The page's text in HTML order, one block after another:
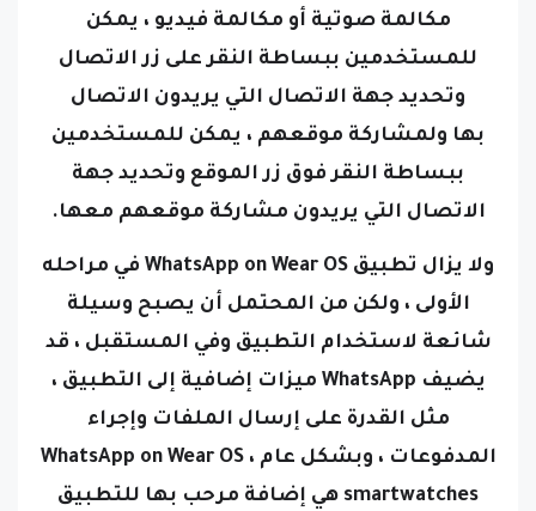
مكالمة صوتية أو مكالمة فيديو ، يمكن
للمستخدمين ببساطة النقر على زر الاتصال
وتحديد جهة الاتصال التي يريدون الاتصال
بها ولمشاركة موقعهم ، يمكن للمستخدمين
ببساطة النقر فوق زر الموقع وتحديد جهة
الاتصال التي يريدون مشاركة موقعهم معها.
ولا يزال تطبيق WhatsApp on Wear OS في مراحله
الأولى ، ولكن من المحتمل أن يصبح وسيلة
شائعة لاستخدام التطبيق وفي المستقبل ، قد
يضيف WhatsApp ميزات إضافية إلى التطبيق ،
مثل القدرة على إرسال الملفات وإجراء
المدفوعات ،
وبشكل عام ، WhatsApp on Wear OS
smartwatches هي إضافة مرحب بها للتطبيق